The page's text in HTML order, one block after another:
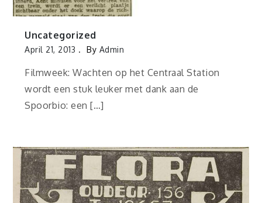
Uncategorized
April 21, 2013 By Admin
Filmweek: Wachten op het Centraal Station
wordt een stuk leuker met dank aan de
Spoorbio: een […]